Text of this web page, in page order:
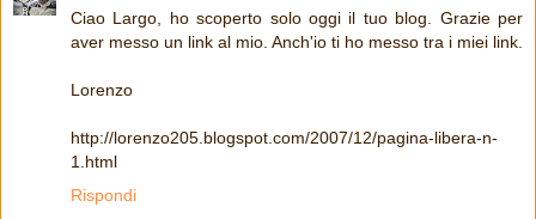
Ciao Largo, ho scoperto solo oggi il tuo blog. Grazie per
aver messo un link al mio. Anch'io ti ho messo tra i miei link.
Lorenzo
http://lorenzo205.blogspot.com/2007/12/pagina-libera-n-
1.html
Rispondi